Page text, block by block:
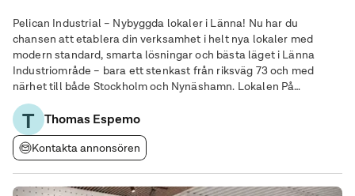
Pelican Industrial – Nybyggda lokaler i Länna! Nu har du
chansen att etablera din verksamhet i helt nya lokaler med
modern standard, smarta lösningar och bästa läget i Länna
Industriområde – bara ett stenkast från riksväg 73 och med
närhet till både Stockholm och Nynäshamn. Lokalen På
entréplanet möts du av en generös takhöjd på över 6 meter och
en rejäl vikport (3,8 m hög / 3,3 m bred) med
T Thomas Espemo
Kontakta annonsören